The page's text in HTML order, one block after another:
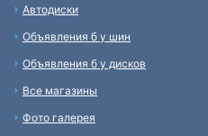
Автодиски
Объявления б у шин
Объявления б у дисков
Все магазины
Фото галерея